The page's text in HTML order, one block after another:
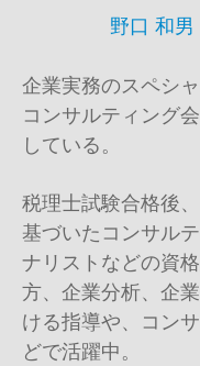
野口 和男
企業実務のスペシ
コンサルティング
している。
税理士試験合格後
基づいたコンサル
ナリストなどの資
方、企業分析、企
ける指導や、コン
どで活躍中。